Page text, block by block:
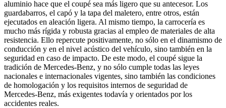
aluminio hace que el coupé sea más ligero que su antecesor. Los
guardabarros, el capó y la tapa del maletero, entre otros, están
ejecutados en aleación ligera. Al mismo tiempo, la carrocería es
mucho más rígida y robusta gracias al empleo de materiales de alta
resistencia. Ello repercute positivamente, no sólo en el dinamismo de
conducción y en el nivel acústico del vehículo, sino también en la
seguridad en caso de impacto. De este modo, el coupé sigue la
tradición de Mercedes-Benz, y no sólo cumple todas las leyes
nacionales e internacionales vigentes, sino también las condiciones
de homologación y los requisitos internos de seguridad de
Mercedes-Benz, más exigentes todavía y orientados por los
accidentes reales.